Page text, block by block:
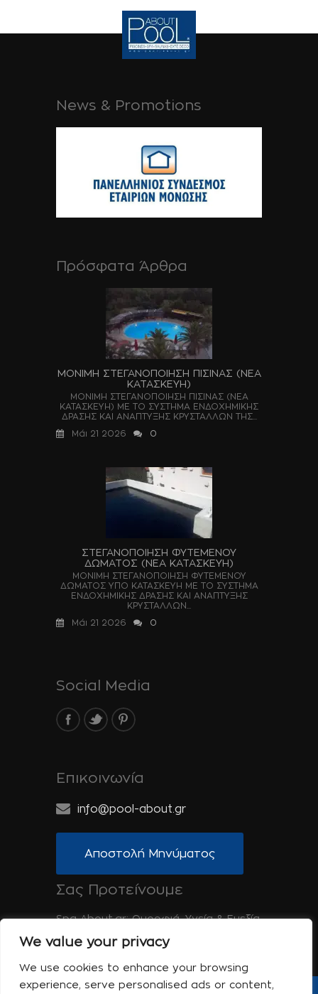
We value your privacy
We use cookies to enhance your browsing
experience, serve personalised ads or content,
News & Promotions
Πρόσφατα Άρθρα
ΜΟΝΙΜΗ ΣΤΕΓΑΝΟΠΟΙΗΣΗ ΠΙΣΙΝΑΣ (ΝΕΑ
ΚΑΤΑΣΚΕΥΗ)
ΜΟΝΙΜΗ ΣΤΕΓΑΝΟΠΟΙΗΣΗ ΠΙΣΙΝΑΣ (ΝΕΑ
ΚΑΤΑΣΚΕΥΗ) ΜΕ ΤΟ ΣΥΣΤΗΜΑ ΕΝΔΟΧΗΜΙΚΗΣ
ΔΡΑΣΗΣ ΚΑΙ ΑΝΑΠΤΥΞΗΣ ΚΡΥΣΤΑΛΛΩΝ ΤΗΣ...
Μάι 21 2026
0
ΣΤΕΓΑΝΟΠΟΙΗΣΗ ΦΥΤΕΜΕΝΟΥ
ΔΩΜΑΤΟΣ (ΝΕΑ ΚΑΤΑΣΚΕΥΗ)
ΜΟΝΙΜΗ ΣΤΕΓΑΝΟΠΟΙΗΣΗ ΦΥΤΕΜΕΝΟΥ
ΔΩΜΑΤΟΣ ΥΠΟ ΚΑΤΑΣΚΕΥΗ ΜΕ ΤΟ ΣΥΣΤΗΜΑ
ΕΝΔΟΧΗΜΙΚΗΣ ΔΡΑΣΗΣ ΚΑΙ ΑΝΑΠΤΥΞΗΣ
ΚΡΥΣΤΑΛΛΩΝ...
Μάι 21 2026
0
Social Media
Επικοινωνία
info@pool-about.gr
Αποστολή Μηνύματος
Σας Προτείνουμε
Spa-About.gr: Ομορφιά, Υγεία & Ευεξία
Tinos-About.gr: Ανακαλύψτε την Τήνο